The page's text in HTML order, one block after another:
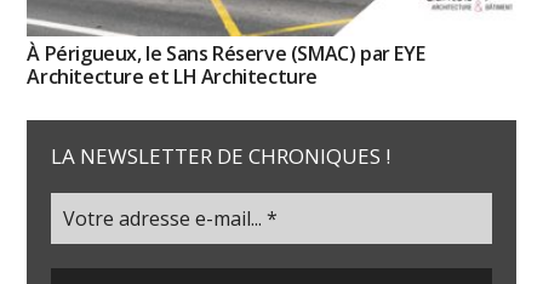
À Périgueux, le Sans Réserve (SMAC) par EYE
Architecture et LH Architecture
LA NEWSLETTER DE CHRONIQUES !